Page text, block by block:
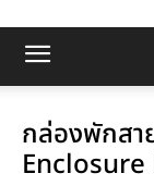
กล่องพักสา
Enclosure